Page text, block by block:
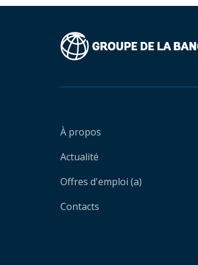
À propos
Actualité
Offres d'emploi (a)
Contacts